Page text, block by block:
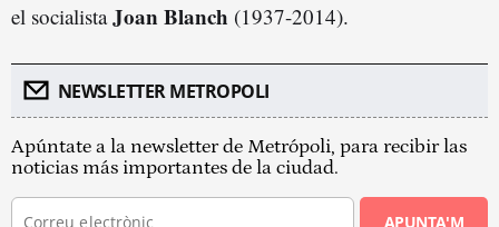
el socialistaJoan Blanch (1937-2014).
NEWSLETTER METROPOLI
Apúntate a la newsletter de Metrópoli, para recibir las
noticias más importantes de la ciudad.
APUNTA'M